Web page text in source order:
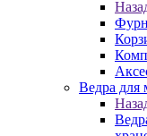
Ведра для